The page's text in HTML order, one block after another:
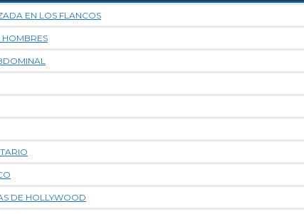
EN LOS FLANCOS
DE HOLLYWOOD